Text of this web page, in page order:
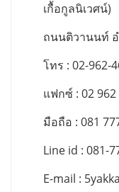
เกื้อกูลนิเวศน์)
ถนนติวานนท์
โทร : 02-962-
แฟกซ์ : 02 962
มือถือ : 081
Line id : 081-
E-mail :